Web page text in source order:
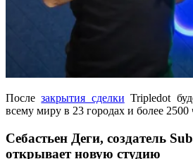
Послезакрытия сделки Tripledot
всему миру в 23 городах и более
Себастьен Деги, создатель
открывает новую студию